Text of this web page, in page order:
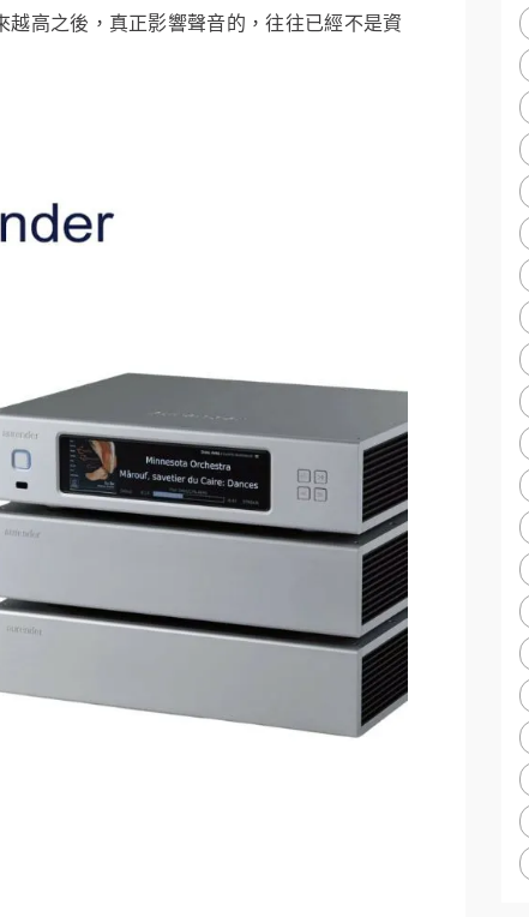
越高之後，真正影響聲音的，往往已經不是資